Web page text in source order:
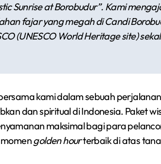
Sunrise at Borobudur”. Kami
fajar yang megah di Candi
(UNESCO World Heritage site)
kami dalam sebuah
dan spiritual di Indonesia. Paket
maksimal bagi para
golden hourterbaik di atas